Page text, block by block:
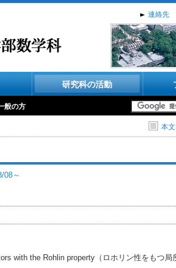
連絡先
研究科の活動
般の方
本
08～
with the Rohlin property（ロホリン性をもつ局